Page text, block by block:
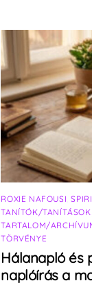
ROXIE NAFOUSI ,
TANÍTÓK/TANÍTÁSOK
TARTALOM/
TÖRVÉNYE
Hálanapló és
naplóírás a